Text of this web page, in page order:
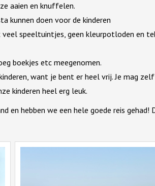
aaien en knuffelen.
kunnen doen voor de kinderen
speeltuintjes, geen kleurpotloden en
boekjes etc meegenomen.
want je bent er heel vrij. Je mag
kinderen heel erg leuk.
en hebben we een hele goede reis gehad!